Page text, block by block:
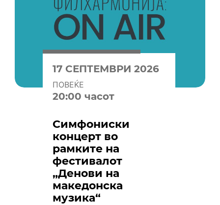
17 СЕПТЕМВРИ 2026
ПОВЕЌЕ
20:00 часот
Симфониски
концерт во
рамките на
фестивалот
„Денови на
македонска
музика“